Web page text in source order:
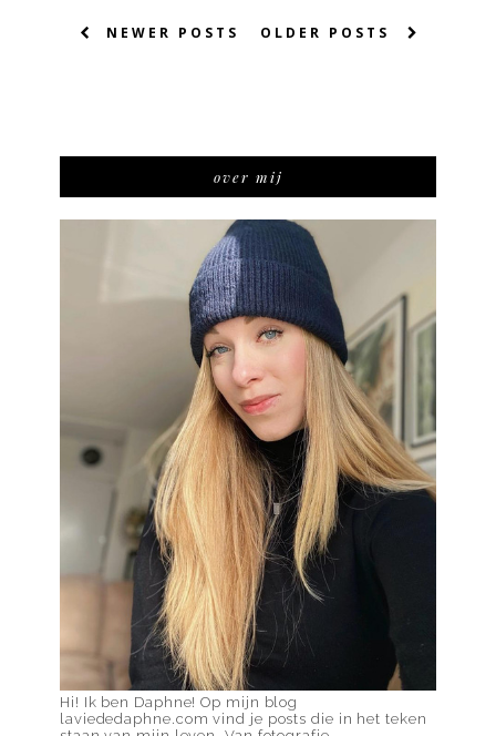
NEWER POSTS OLDER POSTS
over mij
Hi! Ik ben Daphne! Op mijn blog
laviededaphne.com vind je posts die in het teken